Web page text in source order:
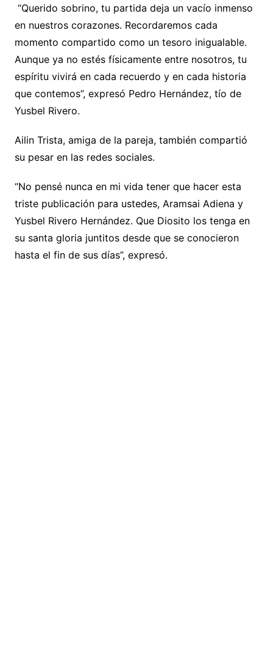
“Querido sobrino, tu partida deja un vacío inmenso
en nuestros corazones. Recordaremos cada
momento compartido como un tesoro inigualable.
Aunque ya no estés físicamente entre nosotros, tu
espíritu vivirá en cada recuerdo y en cada historia
que contemos”, expresó Pedro Hernández, tío de
Yusbel Rivero.
Ailin Trista, amiga de la pareja, también compartió
su pesar en las redes sociales.
“No pensé nunca en mi vida tener que hacer esta
triste publicación para ustedes, Aramsai Adiena y
Yusbel Rivero Hernández. Que Diosito los tenga en
su santa gloria juntitos desde que se conocieron
hasta el fin de sus días”, expresó.